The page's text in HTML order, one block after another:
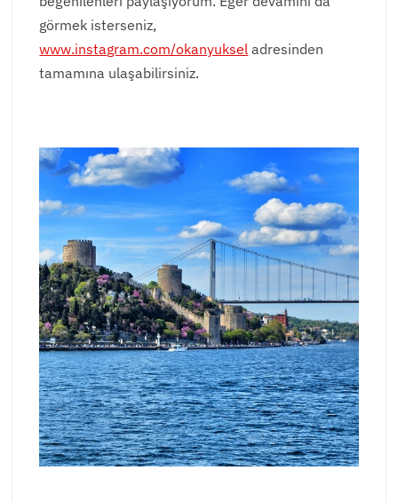
görmek isterseniz,
www.instagram.com/okanyuksel adresinden
tamamına ulaşabilirsiniz.